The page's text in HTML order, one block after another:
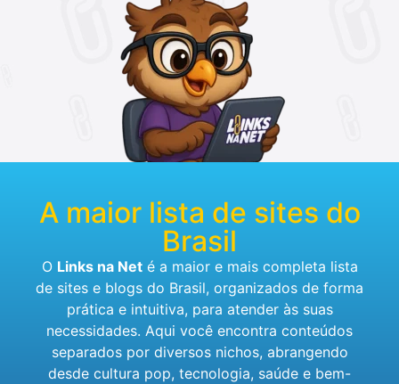
A maior lista de sites do
Brasil
O Links na Neté a maior e mais completa lista
de sites e blogs do Brasil, organizados de forma
prática e intuitiva, para atender às suas
necessidades. Aqui você encontra conteúdos
separados por diversos nichos, abrangendo
desde cultura pop, tecnologia, saúde e bem-